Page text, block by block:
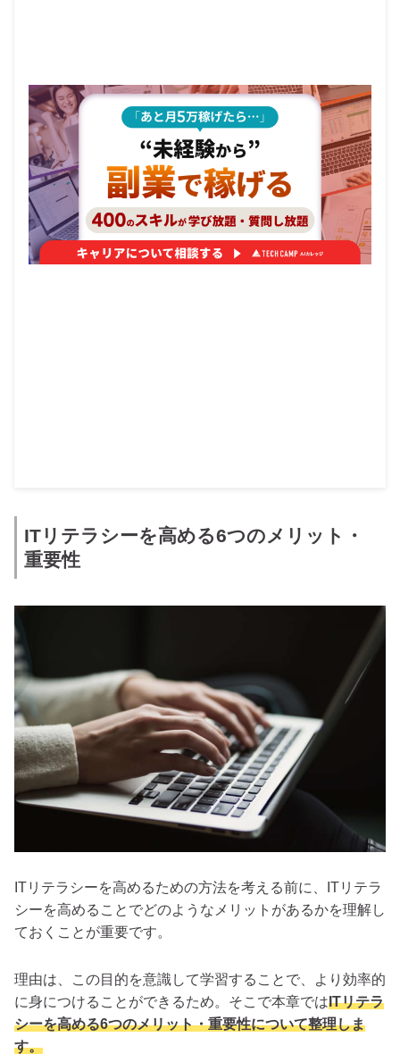
ITリテラシーを高める6つのメリット・
重要性
ITリテラシーを高めるための方法を考える前に、ITリテラ
シーを高めることでどのようなメリットがあるかを理解し
ておくことが重要です。
理由は、この目的を意識して学習することで、より効率的
に身につけることができるため。そこで本章ではITリテラ
シーを高める6つのメリット・重要性について整理しま
す。